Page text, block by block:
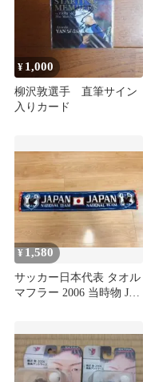
¥ 1,000
柳沢敦選手 直筆サイン
入りカード
¥ 1,580
サッカー日本代表 タオル
マフラー 2006 当時物 JFA